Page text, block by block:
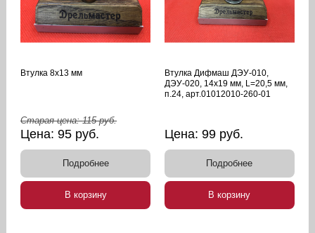
Втулка 8х13 мм
Старая цена:115руб.
Цена:95 руб.
Подробнее
В корзину
Втулка Дифмаш ДЭУ-010,
ДЭУ-020, 14х19 мм, L=20,5 мм,
п.24, арт.01012010-260-01
Цена: 99 руб.
Подробнее
В корзину